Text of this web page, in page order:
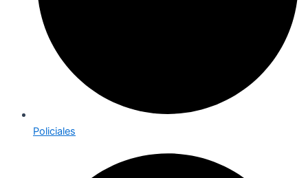
Policiales